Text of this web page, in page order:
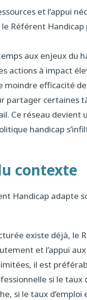
et l’appui
le Référent
aux enjeux du
actions à impact
efficacité
partager certaines
Ce réseau devient
handicap
contexte
Handicap adapte
existe déjà, le
et l’appui
il est
si le taux
si le taux